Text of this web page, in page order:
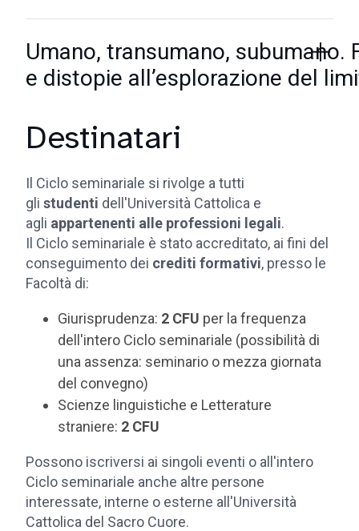
Umano, transumano, subumano.
e distopie all’esplorazione del
Destinatari
Il Ciclo seminariale si rivolge a tutti
gli studenti dell'Università Cattolica e
agli appartenenti alle professioni legali.
Il Ciclo seminariale è stato accreditato, ai fini del
conseguimento dei crediti formativi, presso le
Facoltà di:
Giurisprudenza: 2 CFU per la frequenza
dell'intero Ciclo seminariale (possibilità di
una assenza: seminario o mezza giornata
del convegno)
Scienze linguistiche e Letterature
straniere: 2 CFU
Possono iscriversi ai singoli eventi o all'intero
Ciclo seminariale anche altre persone
interessate, interne o esterne all'Università
Cattolica del Sacro Cuore.